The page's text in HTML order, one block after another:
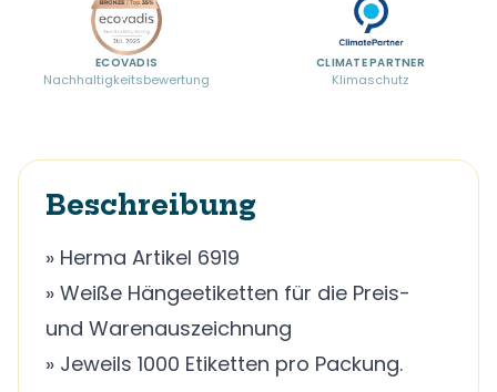
ECOVADIS
Nachhaltigkeitsbewertung
CLIMATE PARTNER
Klimaschutz
Beschreibung
» Herma Artikel 6919
» Weiße Hängeetiketten für die Preis-
und Warenauszeichnung
» Jeweils 1000 Etiketten pro Packung.